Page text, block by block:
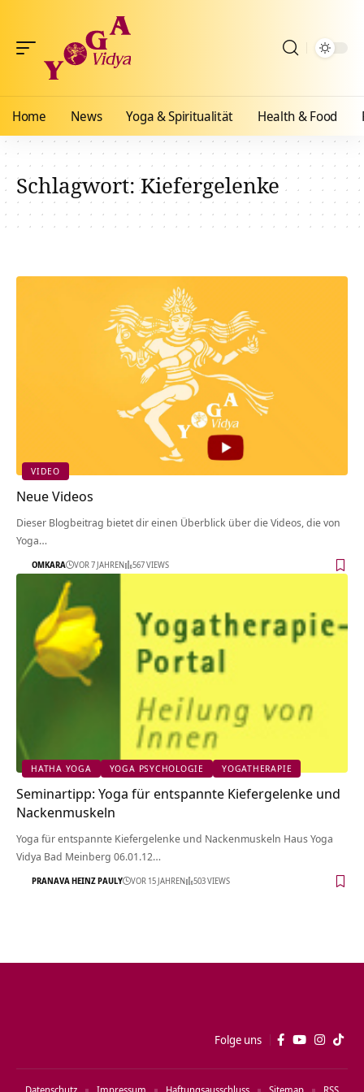
Home News Yoga & Spiritualität Health & Food
Schlagwort:Kiefergelenke
VIDEO
Neue Videos
Dieser Blogbeitrag bietet dir einen Überblick über die Videos, die von
Yoga…
OMKARA VOR 7 JAHREN 567 VIEWS
HATHA YOGA YOGA PSYCHOLOGIE YOGATHERAPIE
Seminartipp: Yoga für entspannte Kiefergelenke und
Nackenmuskeln
Yoga für entspannte Kiefergelenke und Nackenmuskeln Haus Yoga
Vidya Bad Meinberg 06.01.12…
PRANAVA HEINZ PAULY VOR 15 JAHREN 503 VIEWS
Folge uns